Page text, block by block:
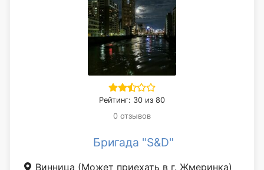
Рейтинг: 30 из 80
0 отзывов
Бригада "S&D"
Винница (Может приехать в г. Жмеринка)